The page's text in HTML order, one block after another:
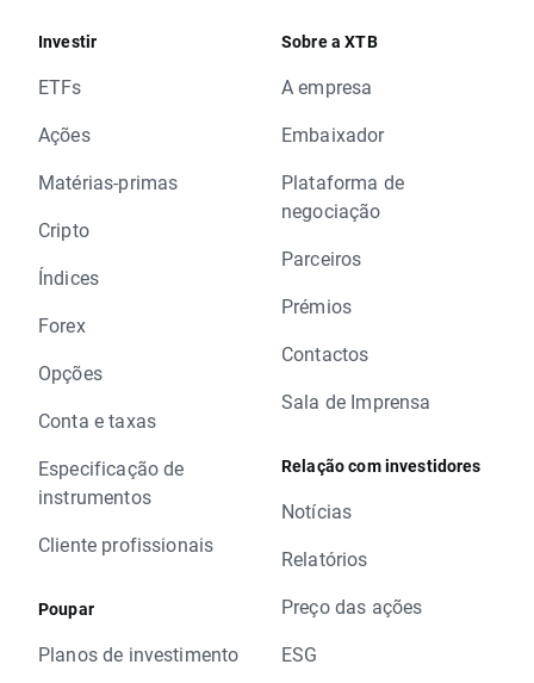
Investir
ETFs
Ações
Matérias-primas
Cripto
Índices
Forex
Opções
Conta e taxas
Especificação de
instrumentos
Cliente profissionais
Poupar
Planos de investimento
Sobre a XTB
A empresa
Embaixador
Plataforma de
negociação
Parceiros
Prémios
Contactos
Sala de Imprensa
Relação com investidores
Notícias
Relatórios
Preço das ações
ESG